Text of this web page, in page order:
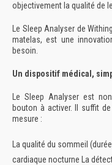
objectivement la qualité de
Le Sleep Analyser de
matelas, est une
besoin.
Un dispositif médical,
Le Sleep Analyser est
bouton à activer. Il suffit
mesure :
La qualité du sommeil
cardiaque nocturne La